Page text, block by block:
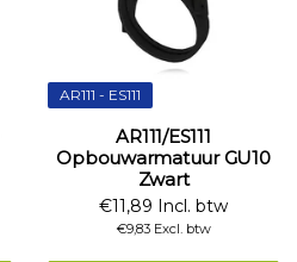
AR111 - ES111
AR111/ES111
Opbouwarmatuur GU10
Zwart
€11,89 Incl. btw
€9,83 Excl. btw